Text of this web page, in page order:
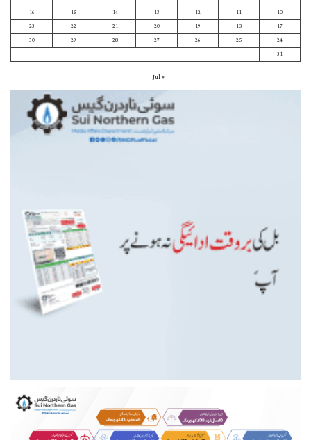
10
11
12
13
14
15
16
17
18
19
20
21
22
23
24
25
26
27
28
29
30
31
« Jul